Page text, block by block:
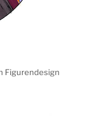
Figurendesign